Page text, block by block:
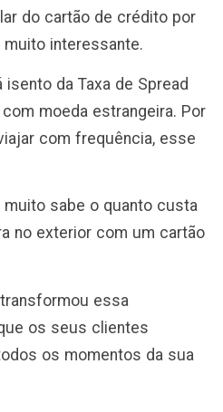
do cartão de crédito por
interessante.
da Taxa de Spread
moeda estrangeira. Por
com frequência, esse
muito sabe o quanto custa
no exterior com um cartão
essa
os seus clientes
os momentos da sua